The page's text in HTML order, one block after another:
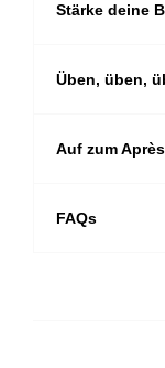
Stärke deine
Üben, üben,
Auf zum
FAQs